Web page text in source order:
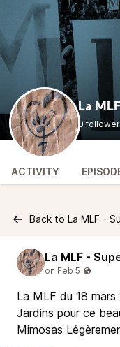
La
0
ACTIVITY
Back to La MLF -
La MLF -
La MLF du 18
Jardins pour ce
Mimosas